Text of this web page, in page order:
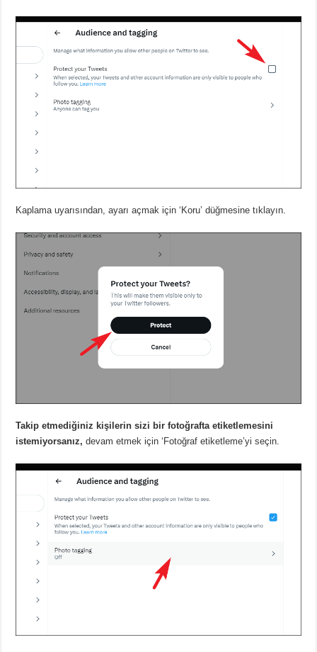
Kaplama uyarısından, ayarı açmak için ‘Koru’ düğmesine tıklayın.
Takip etmediğiniz kişilerin sizi bir fotoğrafta etiketlemesini
istemiyorsanız, devam etmek için ‘Fotoğraf etiketleme’yi seçin.